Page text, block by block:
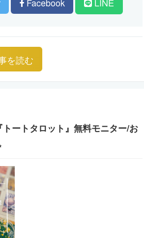
を読む
ートタロット』無料モニター/お